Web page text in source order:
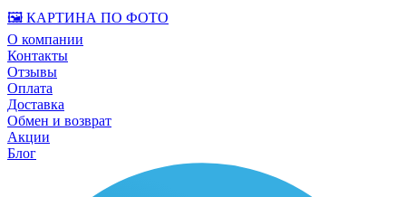
🖼️ КАРТИНА ПО ФОТО
О компании
Контакты
Отзывы
Оплата
Доставка
Обмен и возврат
Акции
Блог